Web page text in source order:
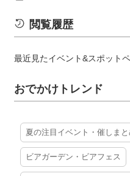
閲覧履歴
最近見たイベント&スポット
おでかけトレンド
夏の注目イベント・催しまと
ビアガーデン・ビアフェス